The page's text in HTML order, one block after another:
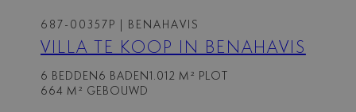
687-00357P | BENAHAVIS
VILLA TE KOOP IN BENAHAVIS
6 BEDDEN 6 BADEN
1.012 M² PLOT
664 M² GEBOUWD